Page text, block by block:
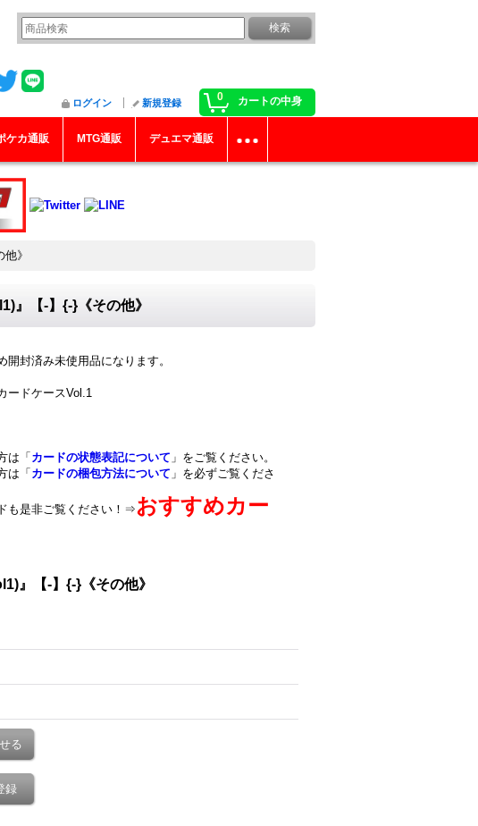
0 カートの中身
ログイン 新規登録
ケカ通販 MTG通販 デュエマ通販
》
』【-】{-}《その他》
開封済み未使用品になります。
ドケースVol.1
は「 カードの状態表記について 」をご覧ください。
は「 カードの梱包方法について 」を必ずご覧くださ
も是非ご覧ください！⇒ おすすめカー
』【-】{-}《その他》
る
録